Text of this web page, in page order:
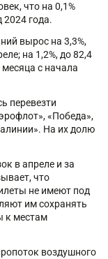
что на 0,1%
2024 года.
вырос на 3,3%,
на 1,2%, до 82,4
с начала
перевезти
«Победа»,
На их долю
в апреле и за
что
не имеют под
им сохранять
к местам
воздушного